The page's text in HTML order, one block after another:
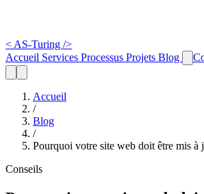
< AS-Turing />
Accueil Services Processus Projets Blog
Accueil
/
Blog
/
Pourquoi votre site web doit être mis à
Conseils